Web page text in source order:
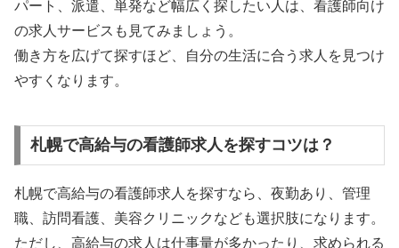
パート、派遣、単発など幅広く探したい人は、看護師向け
の求人サービスも見てみましょう。
働き方を広げて探すほど、自分の生活に合う求人を見つけ
やすくなります。
札幌で高給与の看護師求人を探すコツは？
札幌で高給与の看護師求人を探すなら、夜勤あり、管理
職、訪問看護、美容クリニックなども選択肢になります。
ただし、高給与の求人は仕事量が多かったり、求められる